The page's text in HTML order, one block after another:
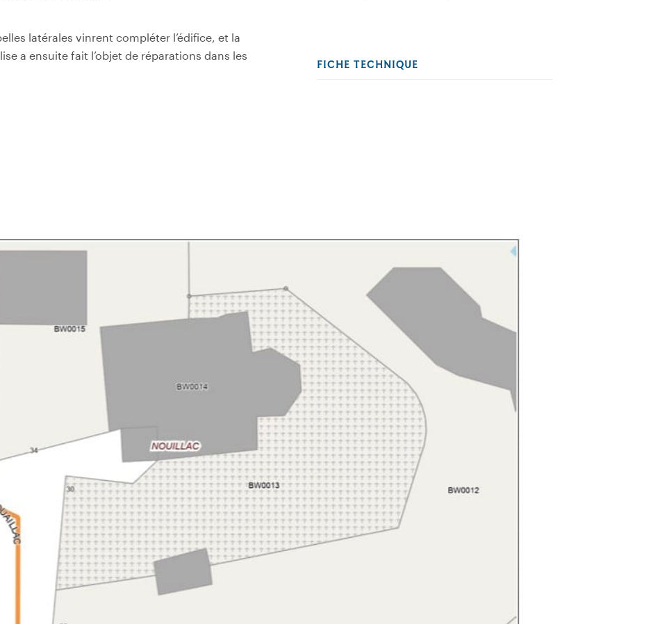
latérales vinrent compléter l’édifice, et la
a ensuite fait l’objet de réparations dans les
FICHE TECHNIQUE